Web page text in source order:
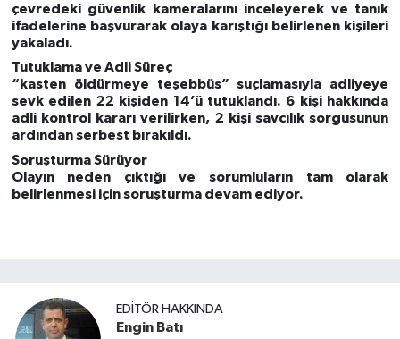
çevredeki güvenlik kameralarını inceleyerek ve tanık
ifadelerine başvurarak olaya karıştığı belirlenen kişileri
yakaladı.
Tutuklama ve Adli Süreç
“kasten öldürmeye teşebbüs” suçlamasıyla adliyeye
sevk edilen 22 kişiden 14’ü tutuklandı. 6 kişi hakkında
adli kontrol kararı verilirken, 2 kişi savcılık sorgusunun
ardından serbest bırakıldı.
Soruşturma Sürüyor
Olayın neden çıktığı ve sorumluların tam olarak
belirlenmesi için soruşturma devam ediyor.
EDITÖR HAKKINDA
Engin Batı